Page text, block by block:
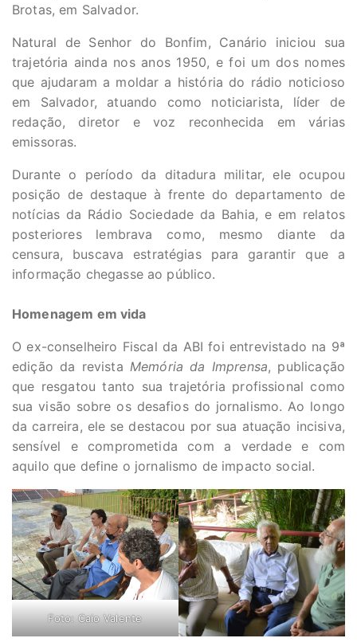
Brotas, em Salvador.
Natural de Senhor do Bonfim, Canário iniciou sua
trajetória ainda nos anos 1950, e foi um dos nomes
que ajudaram a moldar a história do rádio noticioso
em Salvador, atuando como noticiarista, líder de
redação, diretor e voz reconhecida em várias
emissoras.
Durante o período da ditadura militar, ele ocupou
posição de destaque à frente do departamento de
notícias da Rádio Sociedade da Bahia, e em relatos
posteriores lembrava como, mesmo diante da
censura, buscava estratégias para garantir que a
informação chegasse ao público.
Homenagem em vida
O ex-conselheiro Fiscal da ABI foi entrevistado na 9ª
edição da revista Memória da Imprensa, publicação
que resgatou tanto sua trajetória profissional como
sua visão sobre os desafios do jornalismo. Ao longo
da carreira, ele se destacou por sua atuação incisiva,
sensível e comprometida com a verdade e com
aquilo que define o jornalismo de impacto social.
Foto: Caio Valente